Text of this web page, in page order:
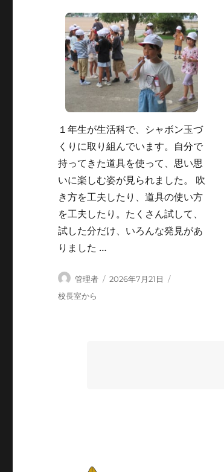
１年生が生活科で、シャボン玉づ
くりに取り組んでいます。自分で
持ってきた道具を使って、思い思
いに楽しむ姿が見られました。 吹
き方を工夫したり、道具の使い方
を工夫したり。たくさん試して、
試した分だけ、いろんな発見があ
りました …
投
稿
管理者
投
2026年7月21日
カ
校長室から